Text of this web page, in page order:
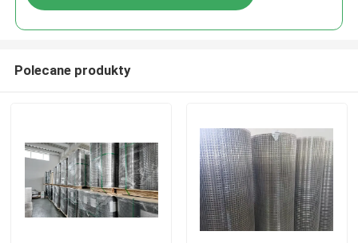
Polecane produkty